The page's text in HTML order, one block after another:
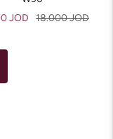
JOD
Regular
18.000 JOD